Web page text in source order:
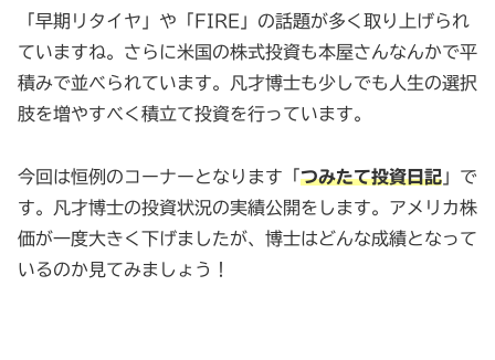
「早期リタイヤ」や「FIRE」の話題が多く取り上げられ
ていますね。さらに米国の株式投資も本屋さんなんかで平
積みで並べられています。凡才博士も少しでも人生の選択
肢を増やすべく積立て投資を行っています。
今回は恒例のコーナーとなります「つみたて投資日記 」で
す。凡才博士の投資状況の実績公開をします。アメリカ株
価が一度大きく下げましたが、博士はどんな成績となって
いるのか見てみましょう！